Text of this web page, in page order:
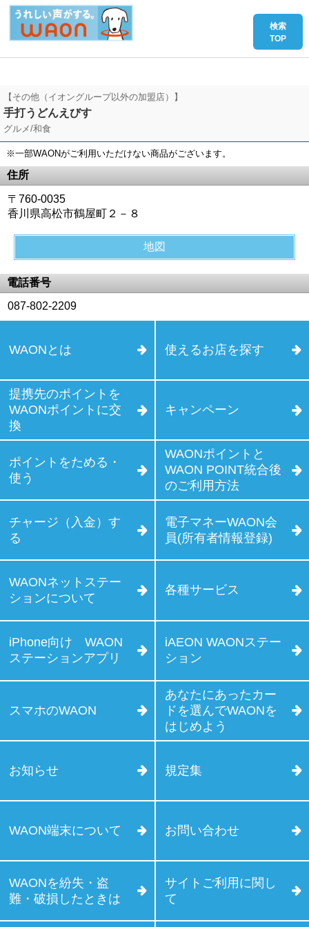
【その他（イオングループ以外の加盟店）】
手打うどんえびす
グルメ/和食
※一部WAONがご利用いただけない商品がございます。
住所
〒760-0035
香川県高松市鶴屋町２－８
地図
電話番号
087-802-2209